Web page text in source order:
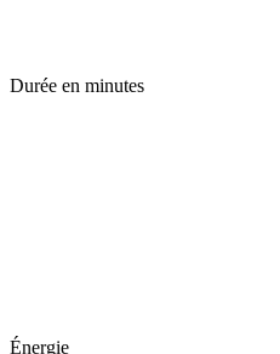
Durée en minutes
Énergie